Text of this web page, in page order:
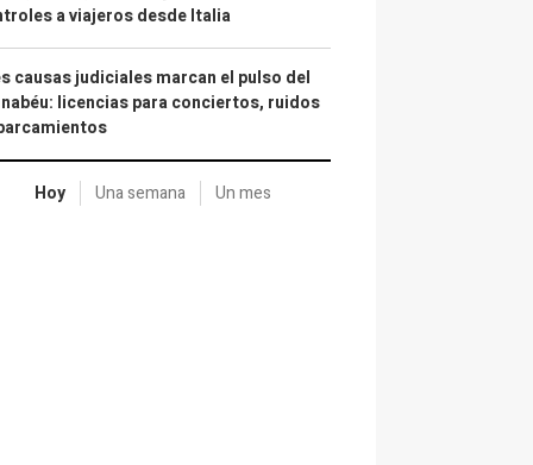
a viajeros desde Italia
causas judiciales marcan el pulso del
licencias para conciertos, ruidos
Hoy Una semana Un mes